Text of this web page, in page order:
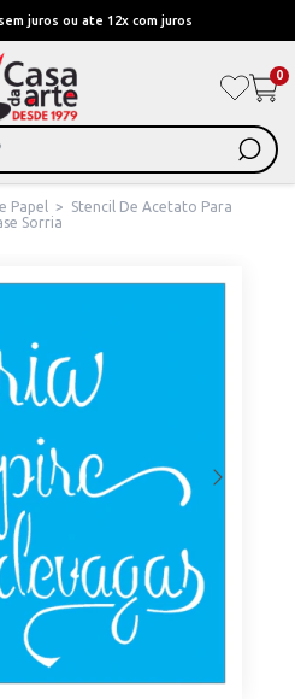
juros ou ate 12x com juros
0
Papel >
Stencil De Acetato Para
Sorria